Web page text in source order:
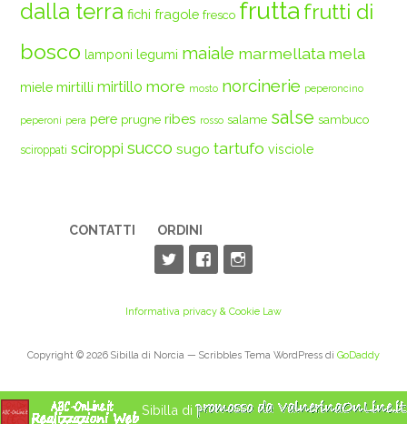
dalla terra fichi fragole fresco frutta frutti di
bosco lamponi legumi maiale marmellata mela
miele mirtilli mirtillo more mosto norcinerie peperoncino
peperoni pera pere prugne ribes rosso salame salse sambuco
sciroppati sciroppi succo sugo tartufo visciole
CONTATTI ORDINI
Informativa privacy & Cookie Law
Copyright © 2026 Sibilla di Norcia — Scribbles Tema WordPress di GoDaddy
Sibilla di